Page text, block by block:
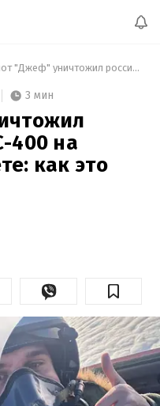
Пилот "Джеф" уничтожил российский ЗРК С-400 на подбитом самолете: как это было
3 мин
400 на
как это